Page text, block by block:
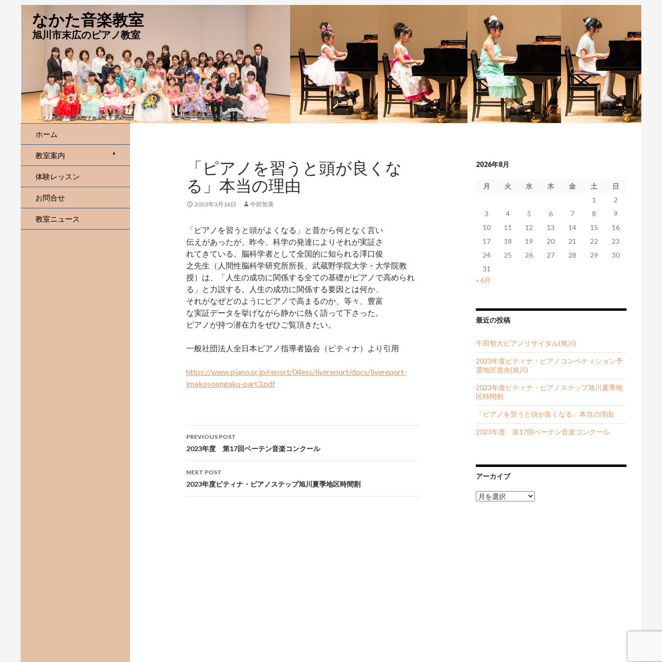
なかた音楽教室
旭川市末広のピアノ教室
「ピアノを習うと頭が良くな
る」本当の理由
2023年3月16日 中田智美
「ピアノを習うと頭がよくなる」と昔から何となく言い
伝えがあったが、昨今、科学の発達によりそれが実証さ
れてきている。脳科学者として全国的に知られる澤口俊
之先生（人間性脳科学研究所所長、武蔵野学院大学・大学院教
授）は、「人生の成功に関係する全ての基礎がピアノで高められ
る」と力説する。人生の成功に関係する要因とは何か、
それがなぜどのようにピアノで高まるのか、等々、豊富
な実証データを挙げながら静かに熱く語って下さった。
ピアノが持つ潜在力をぜひご覧頂きたい。
一般社団法人全日本ピアノ指導者協会（ピティナ）より引用
https://www.piano.or.jp/report/04ess/livereport/docs/livereport-
imakosoongaku-part3.pdf
Post
navigation
PREVIOUS POST
2023年度 第17回ベーテン音楽コンクール
NEXT POST
2023年度ピティナ・ピアノステップ旭川夏季地区時間割
2026年8月
月 火 水 木 金 土
日
1
2
3
4 5 6 7 8
9
10
11 12 13 14 15
16
17
18 19 20 21 22
23
24
25 26 27 28 29
30
31
« 6月
最近の投稿
牛田智大ピアノリサイタル(旭川)
2023年度ピティナ・ピアノコンペティション予
選地区道央(旭川)
2023年度ピティナ・ピアノステップ旭川夏季地
区時間割
「ピアノを習うと頭が良くなる」本当の理由
2023年度 第17回ベーテン音楽コンクール
アーカイブ
ア
ー
ホーム
教室案内
体験レッスン
お問合せ
教室ニュース